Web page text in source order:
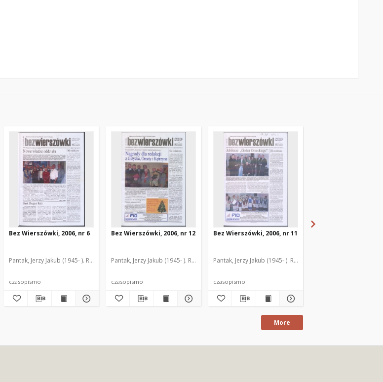
Bez Wierszówki, 2006, nr 6
Pantak, Jerzy Jakub (1945- ). Red.
czasopismo
Bez Wierszówki, 2006, nr 12
Pantak, Jerzy Jakub (1945- ). Red.
czasopismo
Bez Wierszówki, 2006, nr 11
Pantak, Jerzy Jakub (1945- ). Red.
czasopismo
More